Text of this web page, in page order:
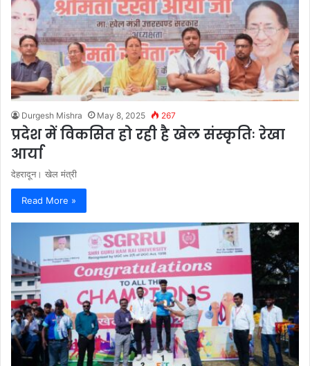
Durgesh Mishra May 8, 2025 267
प्रदेश में विकसित हो रही है खेल संस्कृतिः रेखा
आर्या
देहरादून। खेल मंत्री
Read More »